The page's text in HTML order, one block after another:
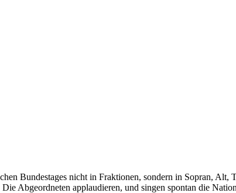
Bundestages nicht in Fraktionen, sondern in Sopran,
Abgeordneten applaudieren, und singen spontan die